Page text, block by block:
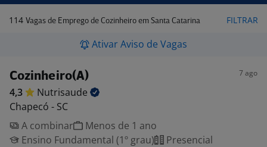
114 Vagas de Emprego de Cozinheiro em Santa Catarina FILTRAR
Ativar Aviso de Vagas
Cozinheiro(A) 7 ago
4,3
Nutrisaude
Chapecó - SC
A combinar
Menos de 1 ano
Ensino Fundamental (1º grau)
Presencial